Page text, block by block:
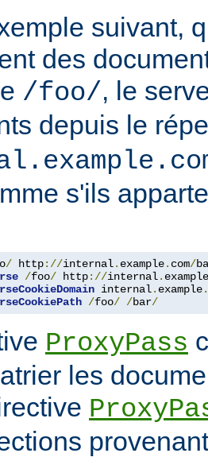
suivant,
des
/foo/, le
depuis le
s'ils
/ http://internal. example. com/
/foo/ http://internal. example
internal. example.
/foo/ /bar/
ProxyPass
les